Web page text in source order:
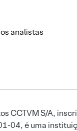
analistas
CCTVM S/A,
04, é uma